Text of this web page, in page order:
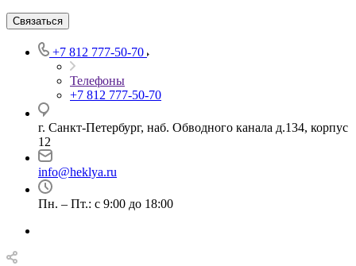
Связаться
+7 812 777-50-70
Телефоны
+7 812 777-50-70
г. Санкт-Петербург, наб. Обводного канала д.134, корпус
12
info@heklya.ru
Пн. – Пт.: с 9:00 до 18:00